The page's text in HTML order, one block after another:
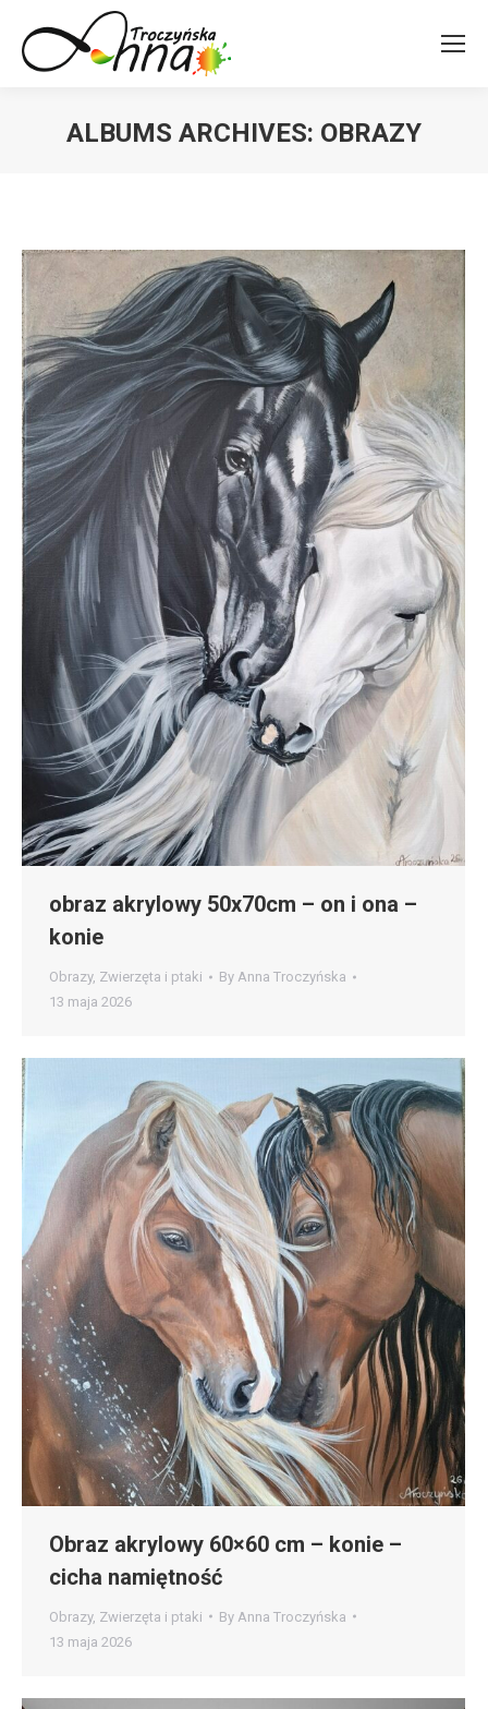
ALBUMS ARCHIVES: OBRAZY
obraz akrylowy 50x70cm – on i ona –
konie
Obrazy, Zwierzęta i ptaki By Anna Troczyńska
13 maja 2026
Obraz akrylowy 60×60 cm – konie –
cicha namiętność
Obrazy, Zwierzęta i ptaki By Anna Troczyńska
13 maja 2026